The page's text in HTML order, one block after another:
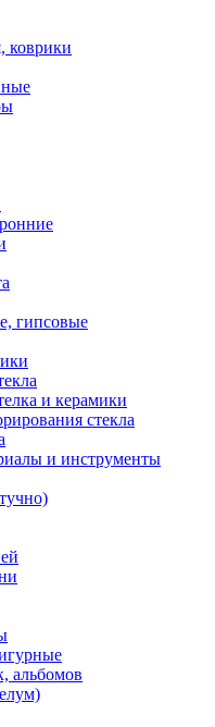
коврики
гипсовые
и керамики
стекла
и инструменты
альбомов